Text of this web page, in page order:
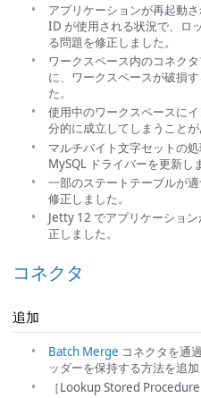
アプリケーションが再起動
ID が使用される状況で、ロ
る問題を修正しました。
ワークスペース内のコネク
に、ワークスペースが破損
た。
使用中のワークスペースに
分的に成立してしまうことが
マルチバイト文字セットの
MySQL ドライバーを更新し
一部のステートテーブルが
修正しました。
Jetty 12 でアプリケーショ
正しました。
コネクタ
追加
Batch Merge コネクタを通
ッダーを保持する方法を追加
［Lookup Stored